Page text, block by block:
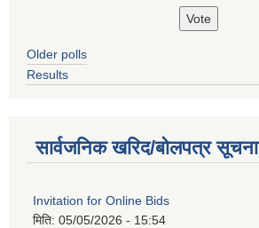
Older polls
Results
सार्वजनिक खरिद/बोलपत्र सूचना
Invitation for Online Bids
मिति: 05/05/2026 - 15:54